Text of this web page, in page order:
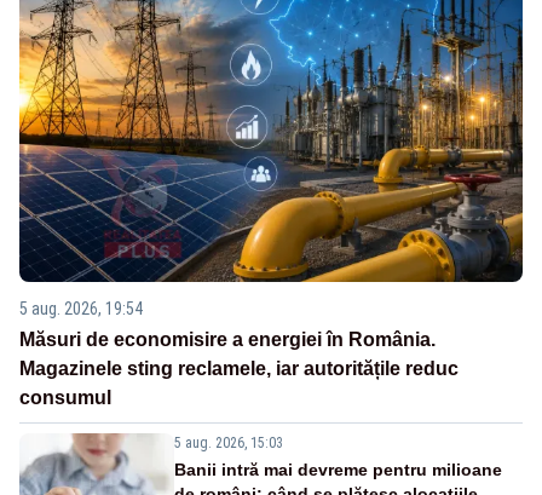
5 aug. 2026, 19:54
Măsuri de economisire a energiei în România.
Magazinele sting reclamele, iar autoritățile reduc
consumul
5 aug. 2026, 15:03
Banii intră mai devreme pentru milioane